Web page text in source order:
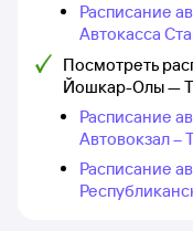
Расписание
Автокасса
Посмотреть
Йошкар-Олы —
Расписание
Автовокзал –
Расписание